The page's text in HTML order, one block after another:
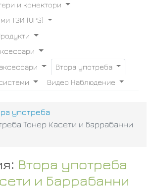
и конектори
ТЗИ (UPS)
Втора употреба
Видео Наблюдение
употреба
Тонер Касети и Баррабанни
Втора употреба
и Баррабанни